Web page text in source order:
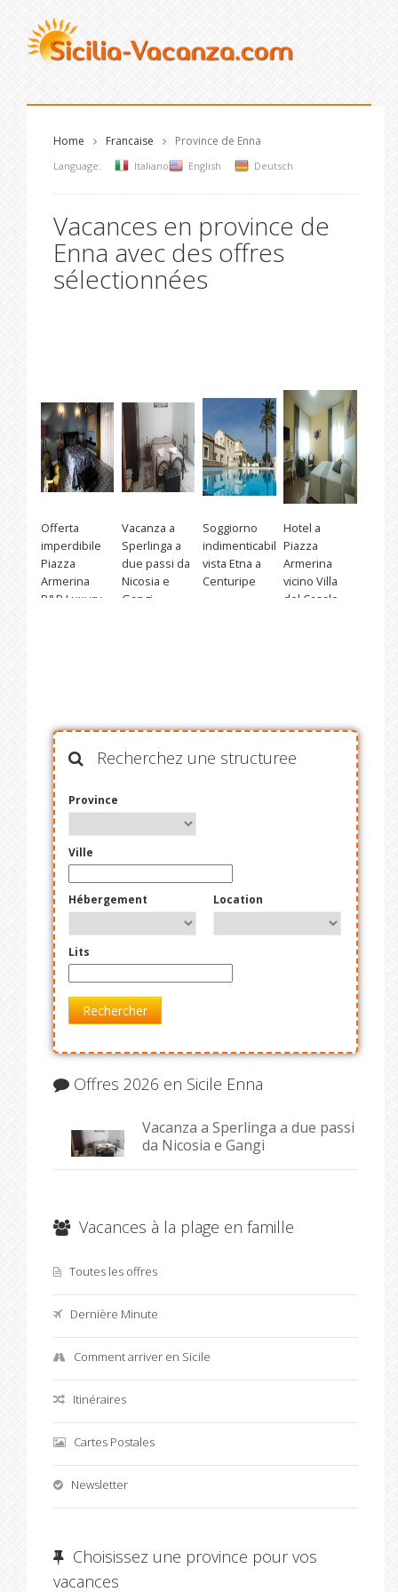
Home Francaise Province de Enna
Language: Italiano English Deutsch
Vacances en province de
Enna avec des offres
sélectionnées
Offerta
imperdibile
Piazza
Armerina
B&B Luxury
Vacanza a
Sperlinga a
due passi da
Nicosia e
Gangi
Soggiorno
indimenticabile
vista Etna a
Centuripe
Hotel a
Piazza
Armerina
vicino Villa
del Casale
Recherchez une structuree
Province
Ville
Hébergement Location
Lits
Rechercher
Offres 2026 en Sicile Enna
Vacanza a Sperlinga a due passi
da Nicosia e Gangi
Vacances à la plage en famille
Toutes les offres
Dernière Minute
Comment arriver en Sicile
Itinéraires
Cartes Postales
Newsletter
Choisissez une province pour vos
vacances